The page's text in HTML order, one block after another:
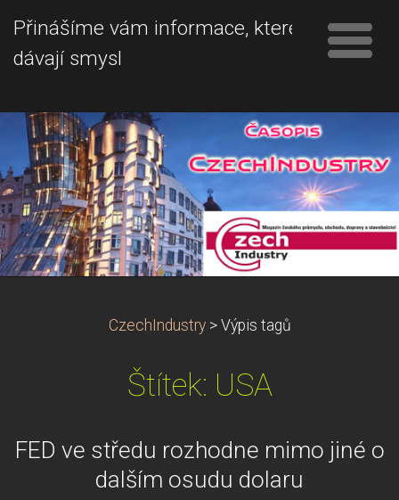
Přinášíme vám informace, které
dávají smysl
CzechIndustry > Výpis tagů
Štítek: USA
FED ve středu rozhodne mimo jiné o
dalším osudu dolaru